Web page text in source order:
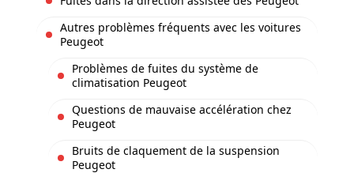
Autres problèmes fréquents avec les voitures
Peugeot
Problèmes de fuites du système de
climatisation Peugeot
Questions de mauvaise accélération chez
Peugeot
Bruits de claquement de la suspension
Peugeot